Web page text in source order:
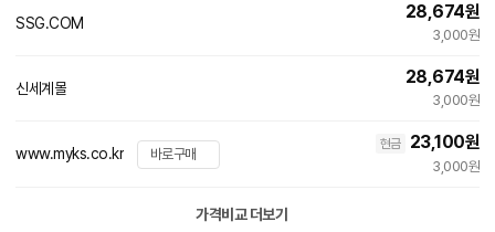
SSG.COM
28,674원
3,000원
신세계몰
28,674원
3,000원
www.myks.co.kr 바로구매
현금 23,100원
3,000원
가격비교 더보기